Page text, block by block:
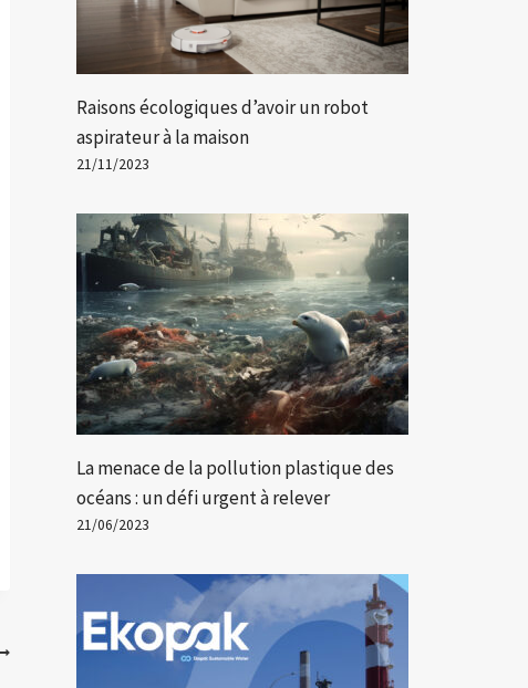
Raisons écologiques d’avoir un robot
aspirateur à la maison
21/11/2023
La menace de la pollution plastique des
océans : un défi urgent à relever
21/06/2023